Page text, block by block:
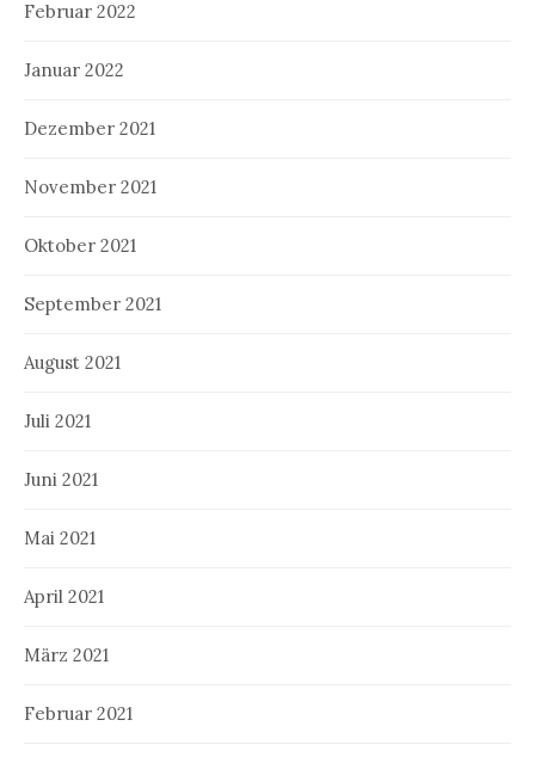
Februar 2022
Januar 2022
Dezember 2021
November 2021
Oktober 2021
September 2021
August 2021
Juli 2021
Juni 2021
Mai 2021
April 2021
März 2021
Februar 2021